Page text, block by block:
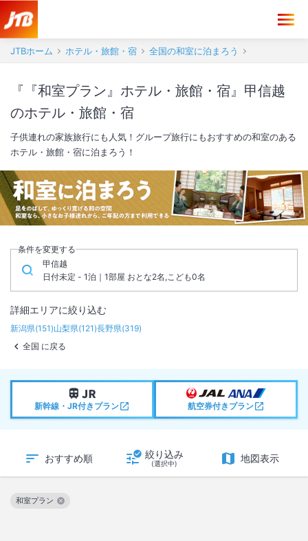
JTBホーム ホテル・旅館・宿 全国の和室に泊まろう
『『和室プラン』ホテル・旅館・宿』甲信越
のホテル・旅館・宿
子供連れの家族旅行にも人気！グループ旅行にもおすすめの和室のある
ホテル・旅館・宿に泊まろう！
条件を変更する
甲信越
日付未定 - 1泊｜1部屋 おとな2名,こども0名
詳細エリアに絞り込む
新潟県(151)山梨県(121)長野県(319)
全国 に戻る
新幹線・JR付きプラン 航空券付きプラン
おすすめ順 絞り込み
(選択中) 地図表示
和室プラン
この絞り込み条件を解除